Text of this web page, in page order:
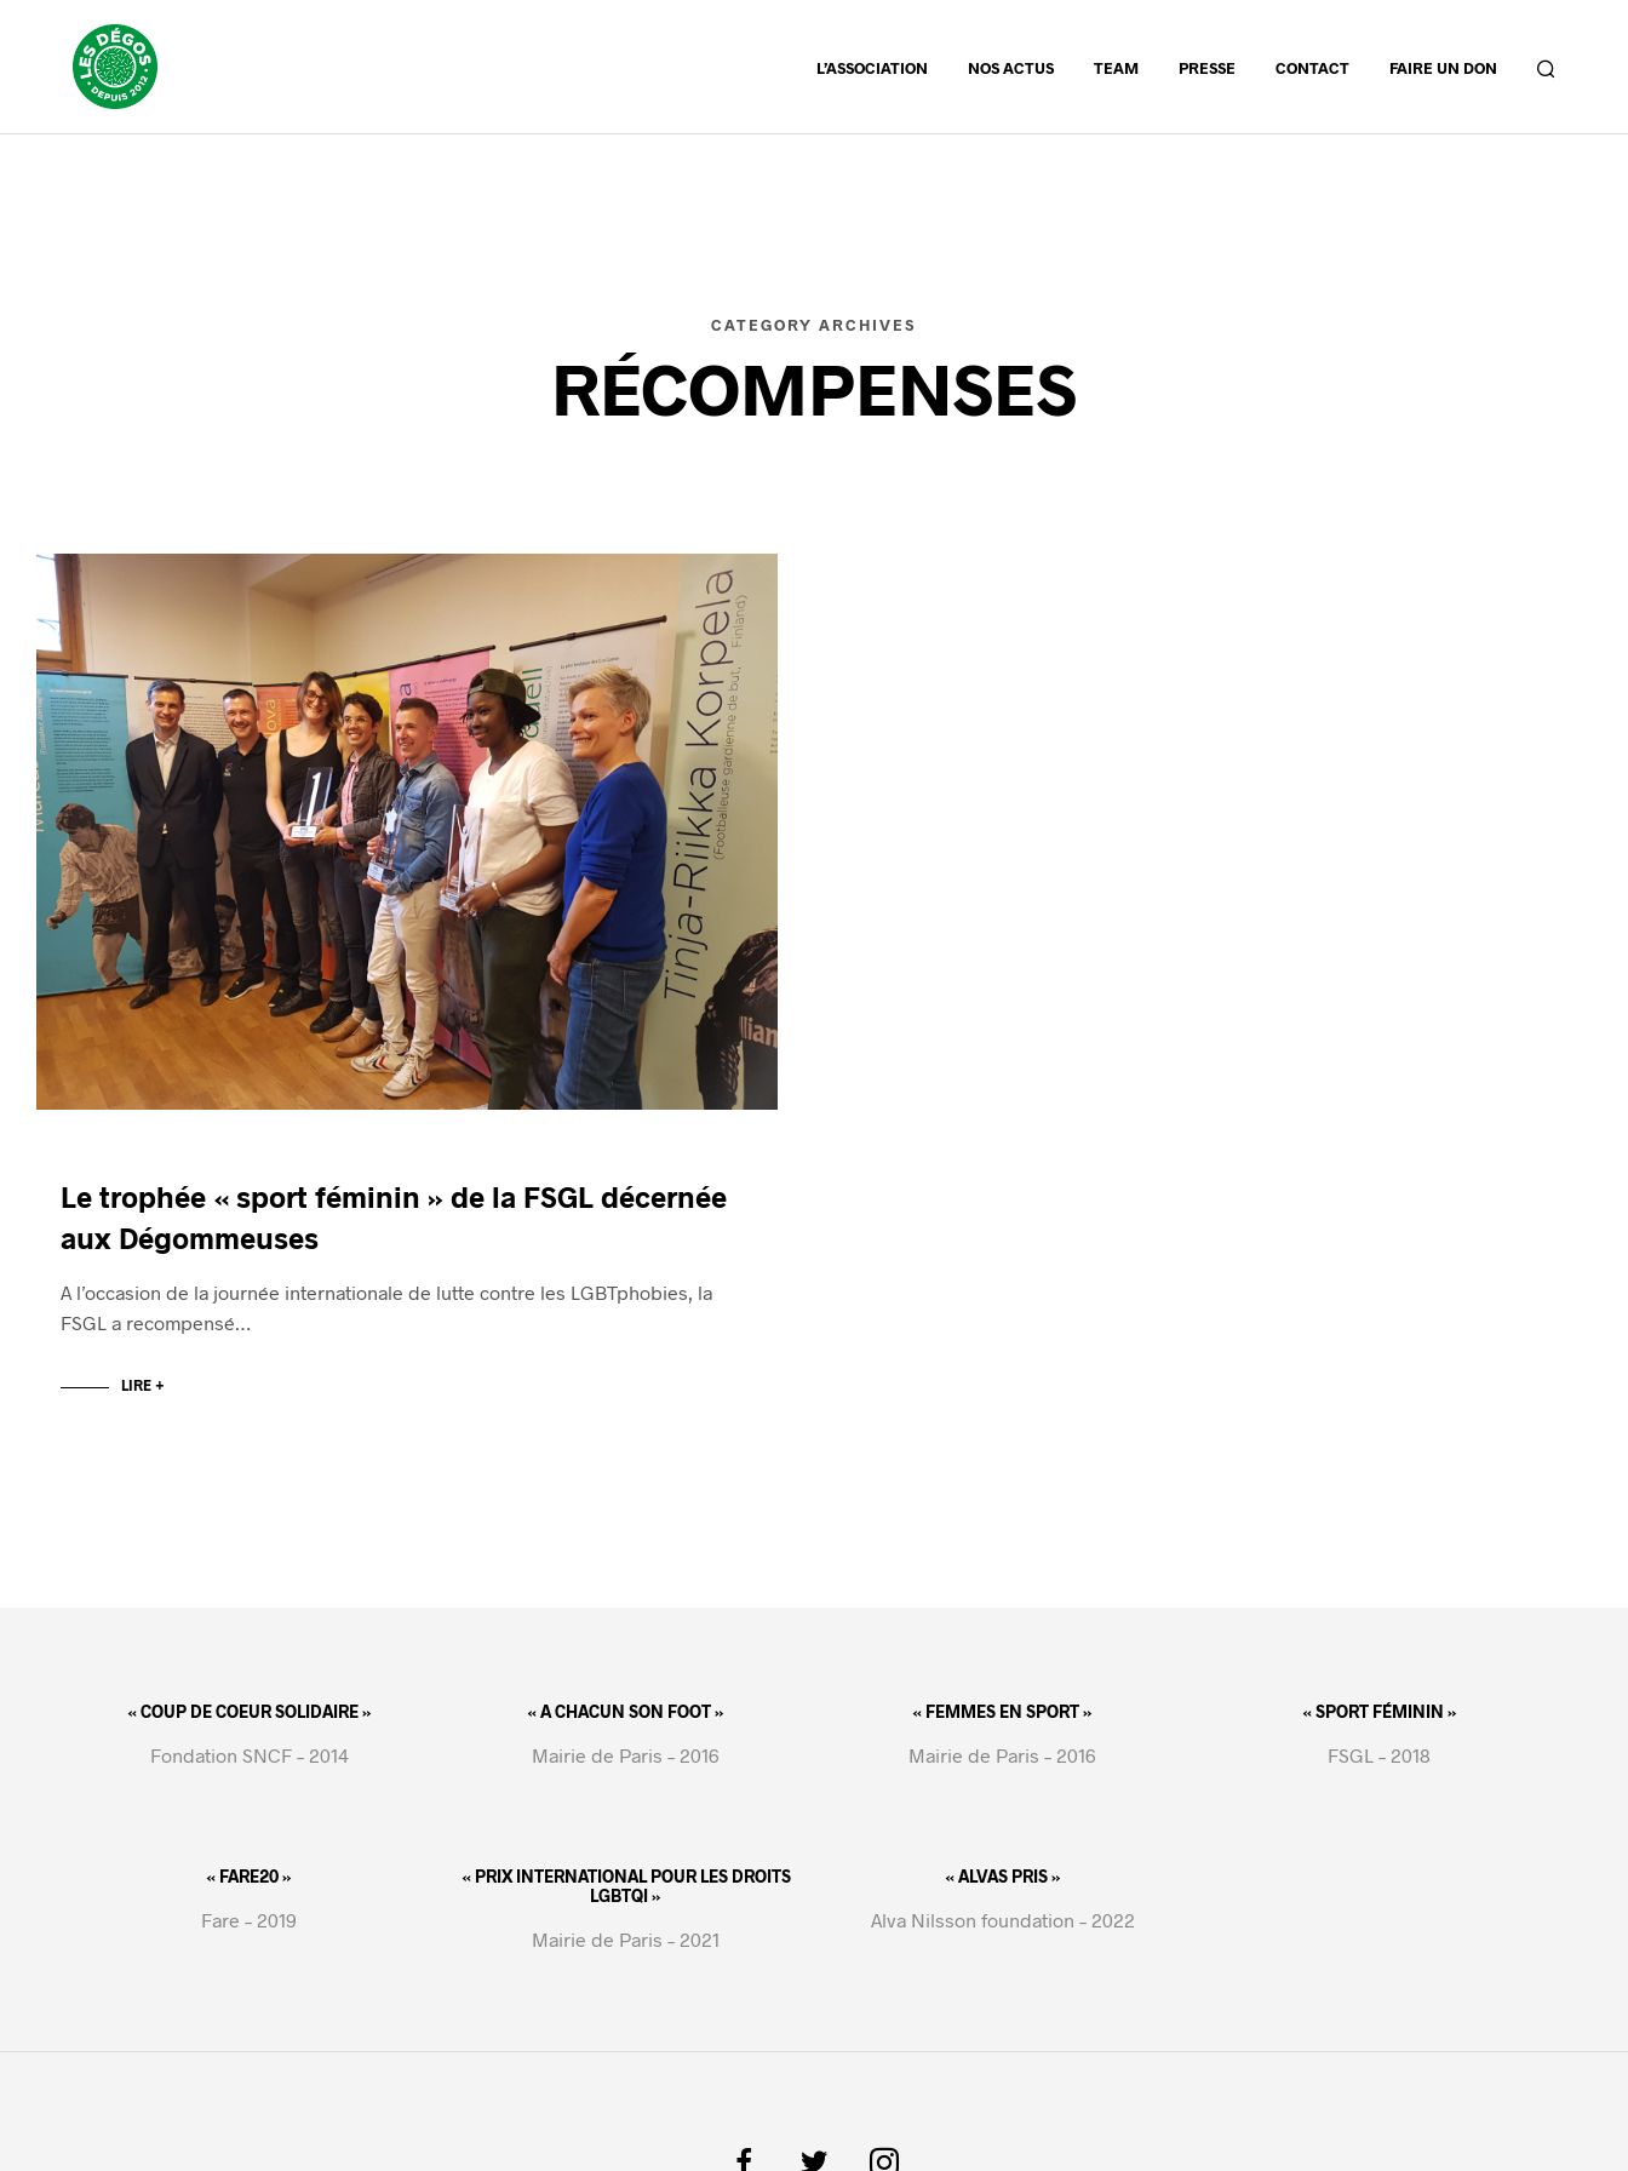
L’ASSOCIATION NOS ACTUS TEAM PRESSE CONTACT FAIRE UN DON
CATEGORY ARCHIVES
RÉCOMPENSES
Le trophée « sport féminin » de la FSGL décernée
aux Dégommeuses
A l’occasion de la journée internationale de lutte contre les LGBTphobies, la
FSGL a recompensé…
LIRE +
« COUP DE COEUR SOLIDAIRE »
Fondation SNCF – 2014
« A CHACUN SON FOOT »
Mairie de Paris – 2016
« FEMMES EN SPORT »
Mairie de Paris – 2016
« SPORT FÉMININ »
FSGL – 2018
« FARE20 »
Fare – 2019
« PRIX INTERNATIONAL POUR LES DROITS
LGBTQI »
Mairie de Paris – 2021
« ALVAS PRIS »
Alva Nilsson foundation – 2022